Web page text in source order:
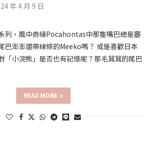
年 4 月 9 日
列，風中奇緣Pocahontas中那隻嘴巴總是塞
巴澎澎還帶線條的Meeko嗎？ 或是喜歡日本
「小浣熊」是否也有記憶呢？那毛茸茸的尾巴
READ MORE